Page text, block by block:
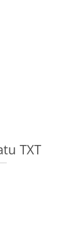
TXT